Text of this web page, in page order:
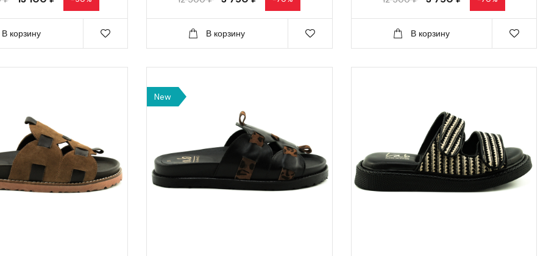
В корзину В корзину В корзину
New